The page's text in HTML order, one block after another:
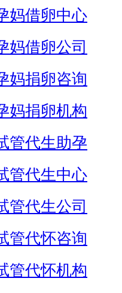
妈借卵中心
妈借卵公司
妈捐卵咨询
妈捐卵机构
管代生助孕
管代生中心
管代生公司
管代怀咨询
管代怀机构